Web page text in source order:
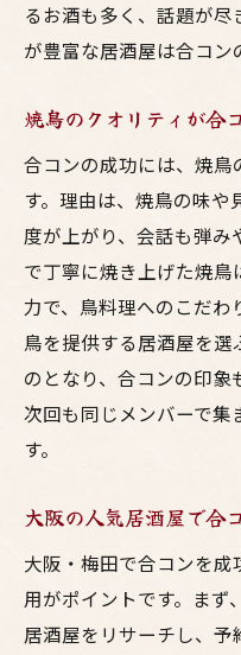
るお酒も多く、話題が
が豊富な居酒屋は合コン
焼鳥のクオリティが合
合コンの成功には、焼鳥
す。理由は、焼鳥の味
度が上がり、会話も弾み
で丁寧に焼き上げた焼
力で、鳥料理へのこだわ
鳥を提供する居酒屋を選
のとなり、合コンの印象
次回も同じメンバーで集
す。
大阪の人気居酒屋で合
大阪・梅田で合コンを
用がポイントです。まず
居酒屋をリサーチし、